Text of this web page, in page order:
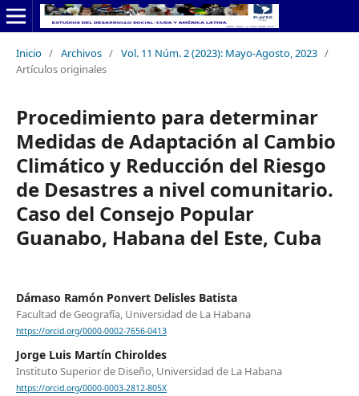
Inicio / Archivos / Vol. 11 Núm. 2 (2023): Mayo-Agosto, 2023 /
Artículos originales
Procedimiento para determinar
Medidas de Adaptación al Cambio
Climático y Reducción del Riesgo
de Desastres a nivel comunitario.
Caso del Consejo Popular
Guanabo, Habana del Este, Cuba
Dámaso Ramón Ponvert Delisles Batista
Facultad de Geografía, Universidad de La Habana
https://orcid.org/0000-0002-7656-0413
Jorge Luis Martín Chiroldes
Instituto Superior de Diseño, Universidad de La Habana
https://orcid.org/0000-0003-2812-805X